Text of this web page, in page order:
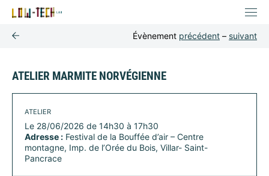
Évènement précédent – suivant
ATELIER MARMITE NORVÉGIENNE
ATELIER
Le 28/06/2026 de 14h30 à 17h30
Adresse : Festival de la Bouffée d’air – Centre
montagne, Imp. de l’Orée du Bois, Villar- Saint-
Pancrace